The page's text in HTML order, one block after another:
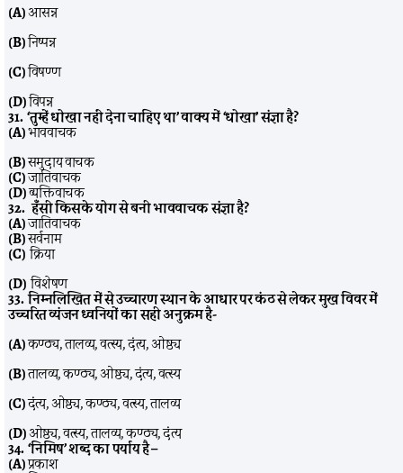
(A)आसन्न
(B)निष्पन्न
(C)विषण्ण
(D)विपन्न
31. ‘तुम्हें धोखा नहीं देना चाहिए था’ वाक्य में ‘धोखा’ संज्ञा है?
(A)भाववाचक
(B)समुदाय वाचक
(C)जातिवाचक
(D)व्यक्तिवाचक
32. हँसी किसके योग से बनी भाववाचक संज्ञा है?
(A)जातिवाचक
(B)सर्वनाम
(C)क्रिया
(D)विशेषण
33. निम्नलिखित में से उच्चारण स्थान के आधार पर कंठ से लेकर मुख विवर में
उच्चरित व्यंजन ध्वनियों का सही अनुक्रम है-
(A)कण्ठ्य, तालव्य, वत्स्य, दंत्य, ओष्ठ्य
(B)तालव्य, कण्ठ्य, ओष्ठ्य, दंत्य, वत्स्य
(C)दंत्य, ओष्ठ्य, कण्ठ्य, वत्स्य, तालव्य
(D)ओष्ठ्य, वत्स्य, तालव्य, कण्ठ्य, दंत्य
34. ‘निमिष’ शब्द का पर्याय है –
(A)प्रकाश